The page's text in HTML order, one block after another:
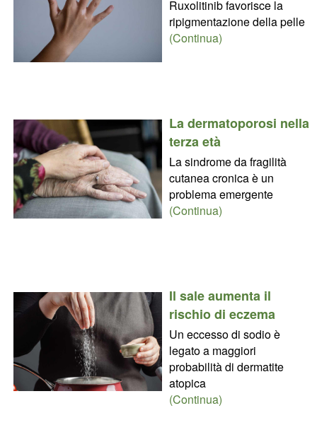
Ruxolitinib favorisce la
ripigmentazione della pelle
(Continua)
La dermatoporosi nella
terza età
La sindrome da fragilità
cutanea cronica è un
problema emergente
(Continua)
Il sale aumenta il
rischio di eczema
Un eccesso di sodio è
legato a maggiori
probabilità di dermatite
atopica
(Continua)